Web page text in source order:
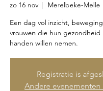
zo 16 nov
  |
Merelbeke-Melle
Een dag vol inzicht,
vrouwen die hun gezondheid
handen willen nemen.
Registratie is
Andere evenementen